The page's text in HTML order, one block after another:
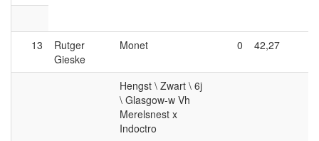
13
Rutger
Gieske
Monet 0 42,27
Hengst \ Zwart \ 6j
\ Glasgow-w Vh
Merelsnest x
Indoctro